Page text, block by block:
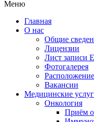
Меню
Главная
О нас
Общие
Лицензии
Лист записи
Фотогалерея
Вакансии
Медицинские
Онкология
Приём